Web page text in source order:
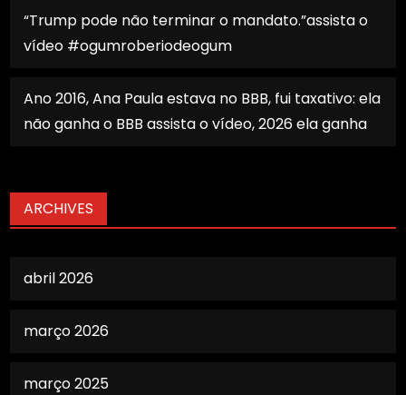
“Trump pode não terminar o mandato.”assista o
vídeo #ogumroberiodeogum
Ano 2016, Ana Paula estava no BBB, fui taxativo: ela
não ganha o BBB assista o vídeo, 2026 ela ganha
ARCHIVES
abril 2026
março 2026
março 2025